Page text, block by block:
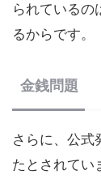
られているの
るからです。
金銭問題
さらに、公式
たとされてい